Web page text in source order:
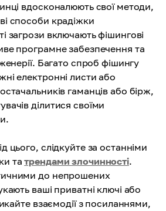
вдосконалюють свої методи,
способи крадіжки
загрози включають фішингові
програмне забезпечення та
Багато спроб фішингу
електронні листи або
гаманців або бірж,
ділитися своїми
цього, слідкуйте за останніми
татрендами злочинності.
до непрошених
ваші приватні ключі або
взаємодії з посиланнями,